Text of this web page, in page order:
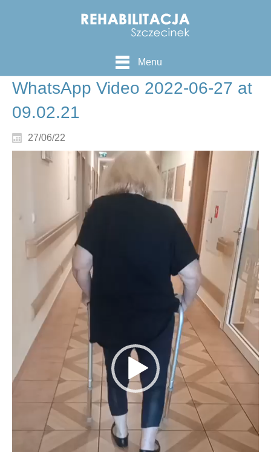
Menu
WhatsApp Video 2022-06-27 at
09.02.21
27/06/22
Odtwarzacz